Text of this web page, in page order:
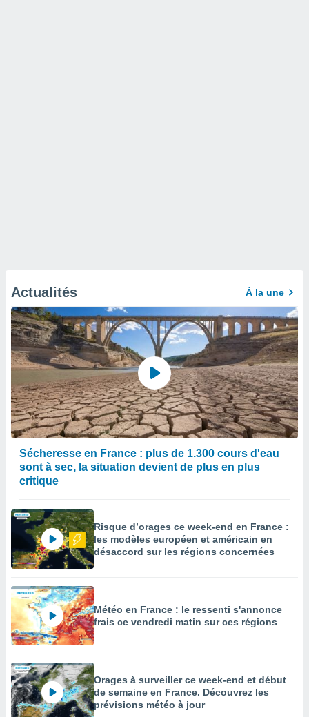
Actualités À la une
Sécheresse en France : plus de 1.300 cours d'eau
sont à sec, la situation devient de plus en plus
critique
Risque d’orages ce week-end en France :
les modèles européen et américain en
désaccord sur les régions concernées
Météo en France : le ressenti s'annonce
frais ce vendredi matin sur ces régions
Orages à surveiller ce week-end et début
de semaine en France. Découvrez les
prévisions météo à jour